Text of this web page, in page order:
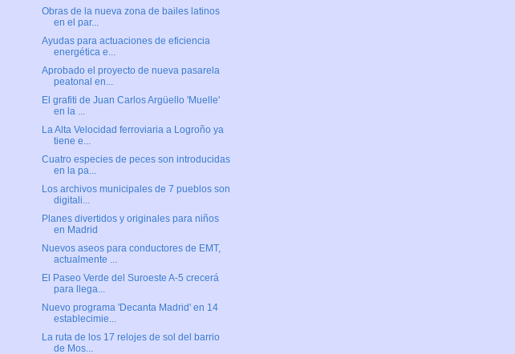
Obras de la nueva zona de bailes latinos
en el par...
Ayudas para actuaciones de eficiencia
energética e...
Aprobado el proyecto de nueva pasarela
peatonal en...
El grafiti de Juan Carlos Argüello 'Muelle'
en la ...
La Alta Velocidad ferroviaria a Logroño ya
tiene e...
Cuatro especies de peces son introducidas
en la pa...
Los archivos municipales de 7 pueblos son
digitali...
Planes divertidos y originales para niños
en Madrid
Nuevos aseos para conductores de EMT,
actualmente ...
El Paseo Verde del Suroeste A-5 crecerá
para llega...
Nuevo programa 'Decanta Madrid' en 14
establecimie...
La ruta de los 17 relojes de sol del barrio
de Mos...